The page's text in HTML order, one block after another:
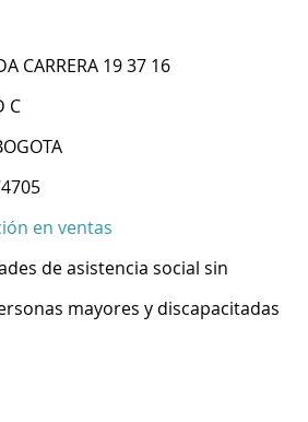
CARRERA 19 37 16
C
en ventas
de asistencia social sin
mayores y discapacitadas